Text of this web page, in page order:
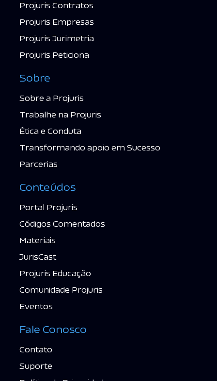
Projuris Contratos
Projuris Empresas
Projuris Jurimetria
Projuris Peticiona
Sobre
Sobre a Projuris
Trabalhe na Projuris
Ética e Conduta
Transformando apoio em Sucesso
Parcerias
Conteúdos
Portal Projuris
Códigos Comentados
Materiais
JurisCast
Projuris Educação
Comunidade Projuris
Eventos
Fale Conosco
Contato
Suporte